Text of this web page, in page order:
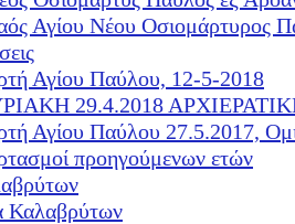
Αγίου Νέου Οσιομάρτυρος
Αγίου Παύλου, 12-5-2018
29.4.2018
Αγίου Παύλου 27.5.2017,
προηγούμενων ετών
Καλαβρύτων